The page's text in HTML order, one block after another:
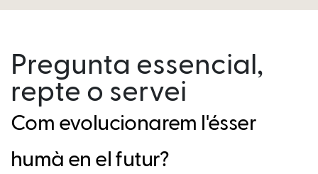
Pregunta essencial,
repte o servei
Com evolucionarem l'ésser
humà en el futur?